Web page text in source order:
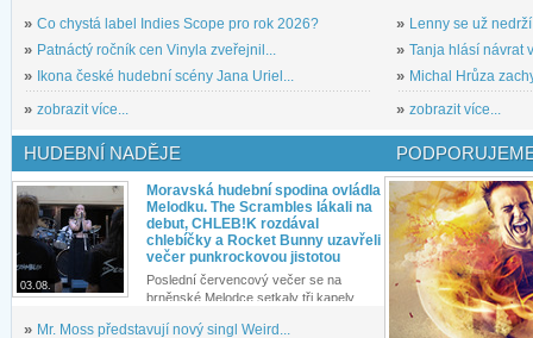
» Co chystá label Indies Scope pro rok 2026?
» Patnáctý ročník cen Vinyla zveřejnil...
»
Ikona české hudební scény Jana Uriel...
» zobrazit více...
» Lenny se už
» Tanja hlásí návrat
» Michal Hrůza
» zobrazit více...
HUDEBNÍ NADĚJE
03.08.
Moravská hudební spodina ovládla
Melodku. The Scrambles lákali na
debut, CHLEB!K rozdával
chlebíčky a Rocket Bunny uzavřeli
večer punkrockovou jistotou
Poslední červencový večer se na
brněnské Melodce setkaly tři kapely...
» Mr. Moss představují nový singl Weird...